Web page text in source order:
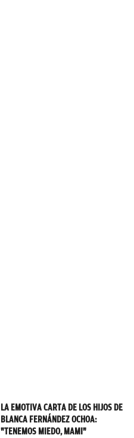
LA EMOTIVA CARTA DE LOS HIJOS DE
BLANCA FERNÁNDEZ OCHOA:
"TENEMOS MIEDO, MAMI"